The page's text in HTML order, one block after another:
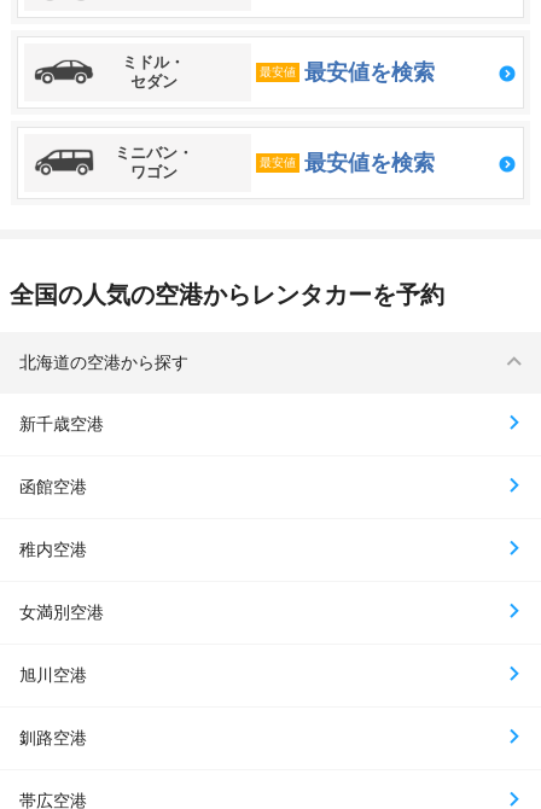
ミドル・
セダン
最安値 最安値を検索
ミニバン・
ワゴン
最安値 最安値を検索
全国の人気の空港からレンタカーを予約
北海道の空港から探す
新千歳空港
函館空港
稚内空港
女満別空港
旭川空港
釧路空港
帯広空港